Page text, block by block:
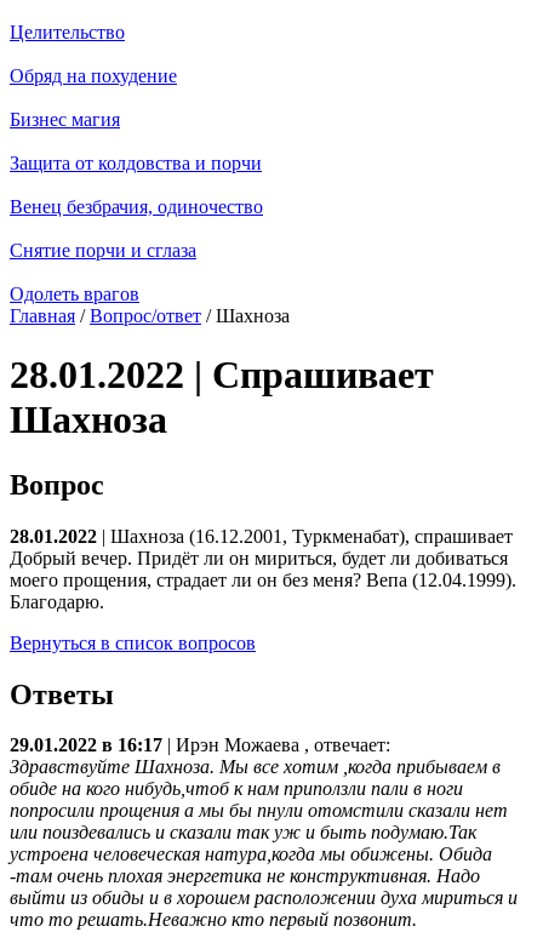
Целительство
Обряд на похудение
Бизнес магия
Защита от колдовства и порчи
Венец безбрачия, одиночество
Снятие порчи и сглаза
Одолеть врагов
Главная /Вопрос/ответ / Шахноза
28.01.2022 | Спрашивает
Шахноза
Вопрос
28.01.2022 | Шахноза (16.12.2001, Туркменабат), спрашивает
Добрый вечер. Придёт ли он мириться, будет ли добиваться
моего прощения, страдает ли он без меня? Вепа (12.04.1999).
Благодарю.
Вернуться в список вопросов
Ответы
29.01.2022 в 16:17 Ирэн Можаева , отвечает:
Здравствуйте Шахноза. Мы все хотим ,когда прибываем в
обиде на кого нибудь,чтоб к нам приползли пали в ноги
попросили прощения а мы бы пнули отомстили сказали нет
или поиздевались и сказали так уж и быть подумаю.Так
устроена человеческая натура,когда мы обижены. Обида
-там очень плохая энергетика не конструктивная. Надо
выйти из обиды и в хорошем расположении духа мириться и
что то решать.Неважно кто первый позвонит.